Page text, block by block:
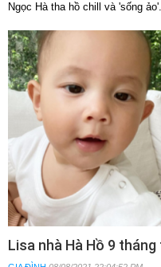
Ngọc Hà tha hồ chill và 'sống ảo'.
Lisa nhà Hà Hồ 9